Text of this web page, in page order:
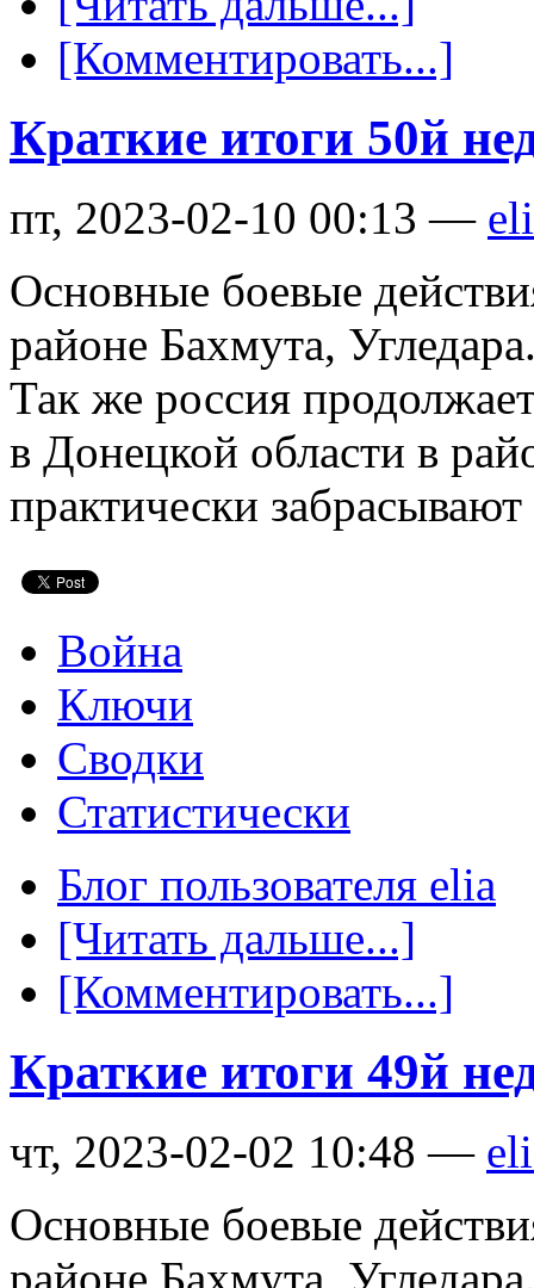
[Комментировать...]
Краткие итоги 50й
пт, 2023-02-10 00:13 —
Основные боевые
районе Бахмута,
Так же россия
в Донецкой области в
практически
Война
Ключи
Сводки
Статистически
Блог пользователя elia
[Читать дальше...]
[Комментировать...]
Краткие итоги 49й
чт, 2023-02-02 10:48 —
Основные боевые
районе Бахмута,